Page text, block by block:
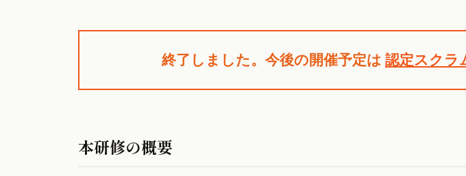
終了しました。今後の開催予定は 認定スクラ
本研修の概要